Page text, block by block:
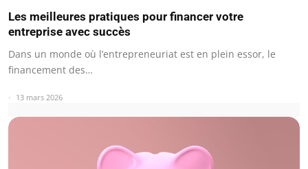
Les meilleures pratiques pour financer votre
entreprise avec succès
Dans un monde où l’entrepreneuriat est en plein essor, le
financement des…
13 mars 2026